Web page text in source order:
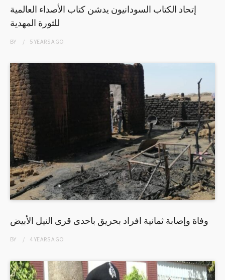
إتحاد الكتاب السودانيون يدشن كتاب الأصداء العالمية
للثورة المهدية
BY 5 YEARSAGO
وفاة وإصابة ثمانية افراد بحريق باحدى قرى النيل الأبيض
BY 4 YEARSAGO